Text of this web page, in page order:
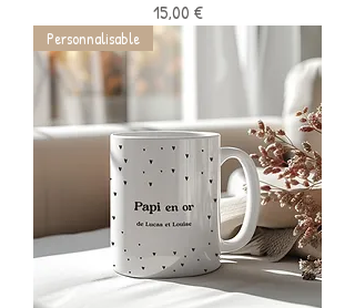
Prix
15,00 €
Personnalisable